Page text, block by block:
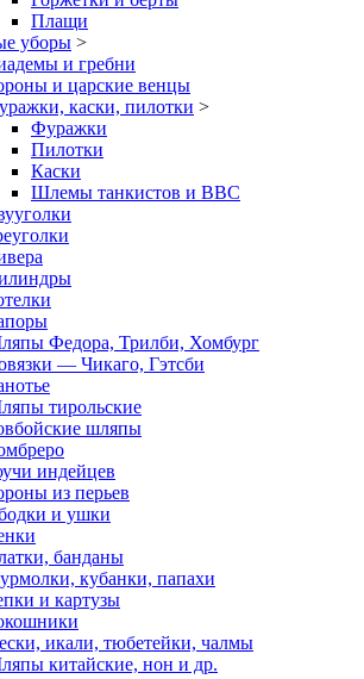
Плащи
уборы >
и гребни
и царские венцы
каски, пилотки >
Фуражки
Пилотки
Каски
Шлемы танкистов и ВВС
Федора, Трилби, Хомбург
— Чикаго, Гэтсби
тирольские
шляпы
индейцев
из перьев
и ушки
банданы
кубанки, папахи
и картузы
икали, тюбетейки, чалмы
китайские, нон и др.